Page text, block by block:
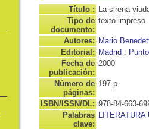
Título : La sirena
Tipo de
documento:
texto impreso
Autores: Mario
Editorial: Madrid :
Fecha de
publicación:
2000
Número de
páginas:
197 p
ISBN/ISSN/DL: 978-84-663-
Palabras
clave:
LITERATURA